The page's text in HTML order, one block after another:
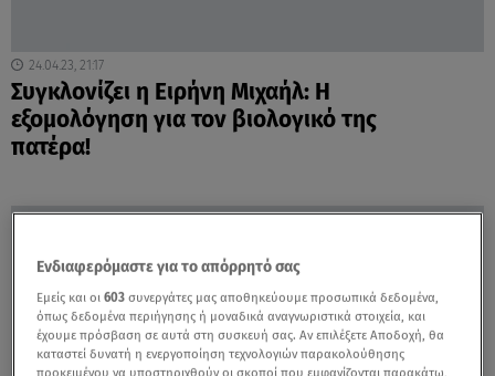
24.04.23, 21:17
Συγκλονίζει η Ειρήνη Μιχαήλ: Η
εξομολόγηση για τον βιολογικό της
πατέρα!
Ενδιαφερόμαστε για το απόρρητό σας
Εμείς και οι603 συνεργάτες μας αποθηκεύουμε προσωπικά δεδομένα,
όπως δεδομένα περιήγησης ή μοναδικά αναγνωριστικά στοιχεία, και
έχουμε πρόσβαση σε αυτά στη συσκευή σας. Αν επιλέξετε Αποδοχή, θα
καταστεί δυνατή η ενεργοποίηση τεχνολογιών παρακολούθησης
προκειμένου να υποστηριχθούν οι σκοποί που εμφανίζονται παρακάτω,